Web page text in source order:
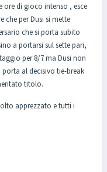
di gioco intenso , esce
che per Dusi si mette
che si porta subito
a portarsi sul sette pari,
per 8/7 ma Dusi non
al decisivo tie-break
titolo.
apprezzato e tutti i